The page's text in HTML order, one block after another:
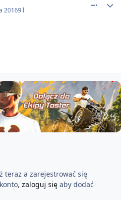
20169 l
teraz a zarejestrować się
zaloguj sięaby dodać